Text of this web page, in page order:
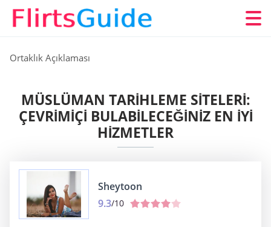
Ortaklık Açıklaması
MÜSLÜMAN TARIHLEME SITELERI:
ÇEVRIMIÇI BULABILECEĞINIZ EN IYI
HIZMETLER
Sheytoon
9.3/10